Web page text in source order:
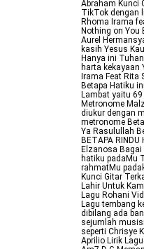
Abraham Kunci
TikTok dengan
Rhoma Irama
Nothing on You
Aurel
kasih Yesus
Hanya ini
harta kekayaan
Irama Feat Rita
Betapa Hatiku
Lambat yaitu
Metronome
diukur dengan
metronome
Ya Rasulullah
BETAPA
Elzanosa Bagai
hatiku padaMu
rahmatMu
Kunci Gitar
Lahir Untuk
Lagu Rohani
Lagu tembang
dibilang ada
sejumlah
seperti Chrisye
Aprilio Lirik